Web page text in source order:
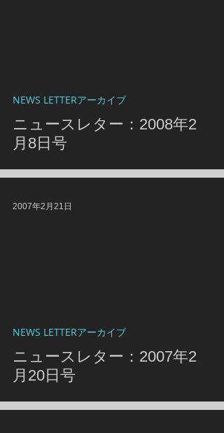
ニュースレター：2008年2
月8日号
NEWS LETTERアーカイブ
ニュースレター：2007年2
月20日号
NEWS LETTERアーカイブ
2007年2月21日